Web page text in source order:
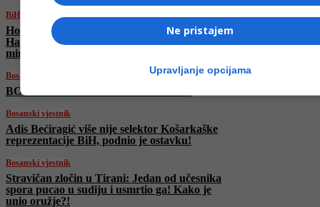
BiH
Hoće li biti proglašen dan žalosti zbog smrti
Halida Bešlića? Upućena inicijativa Vijeću
ministara
Bosanski vjestnik
BOSANSKI VJESTNIK – 7. 10. 2025.
Bosanski vjestnik
Adis Bećiragić više nije selektor Košarkaške
reprezentacije BiH, podnio je ostavku!
Bosanski vjestnik
Stravičan zločin u Tirani: Jedan od učesnika
spora pucao u sudiju i usmrtio ga! Kako je
unio oružje?!
Ne pristajem
Upravljanje opcijama